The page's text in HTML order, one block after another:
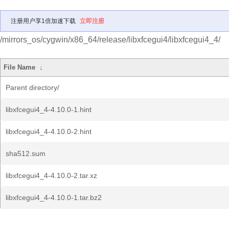
注册用户享1倍加速下载 立即注册
/mirrors_os/cygwin/x86_64/release/libxfcegui4/libxfcegui4_4/
File Name ↓
Parent directory/
libxfcegui4_4-4.10.0-1.hint
libxfcegui4_4-4.10.0-2.hint
sha512.sum
libxfcegui4_4-4.10.0-2.tar.xz
libxfcegui4_4-4.10.0-1.tar.bz2